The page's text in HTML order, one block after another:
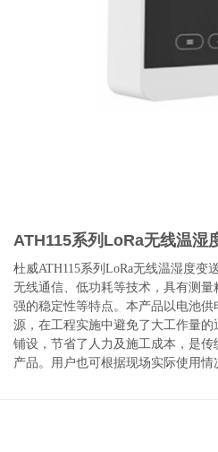
ATH115系列LoRa无线温湿
杜威ATH115系列LoRa无线温湿度变
无线通信、低功耗等技术，具有测
强的稳定性等特点。本产品以电池
源，在工程实施中避免了大工作量
铺设，节省了人力及施工成本，是
产品。用户也可根据现场实际使用情